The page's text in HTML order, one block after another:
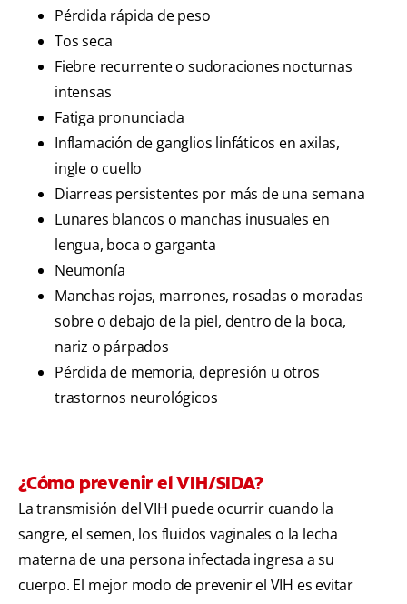
Pérdida rápida de peso
Tos seca
Fiebre recurrente o sudoraciones nocturnas
intensas
Fatiga pronunciada
Inflamación de ganglios linfáticos en axilas,
ingle o cuello
Diarreas persistentes por más de una semana
Lunares blancos o manchas inusuales en
lengua, boca o garganta
Neumonía
Manchas rojas, marrones, rosadas o moradas
sobre o debajo de la piel, dentro de la boca,
nariz o párpados
Pérdida de memoria, depresión u otros
trastornos neurológicos
¿Cómo prevenir el VIH/SIDA?
La transmisión del VIH puede ocurrir cuando la
sangre, el semen, los fluidos vaginales o la lecha
materna de una persona infectada ingresa a su
cuerpo. El mejor modo de prevenir el VIH es evitar